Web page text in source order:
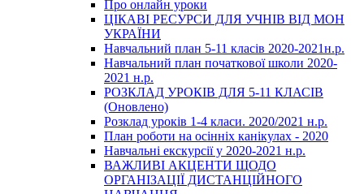
Про онлайн уроки
ЦІКАВІ РЕСУРСИ ДЛЯ УЧНІВ ВІД МОН
УКРАЇНИ
Навчальний план 5-11 класів 2020-2021н.р.
Навчальний план початкової школи 2020-
2021 н.р.
РОЗКЛАД УРОКІВ ДЛЯ 5-11 КЛАСІВ
(Оновлено)
Розклад уроків 1-4 класи. 2020/2021 н.р.
План роботи на осінніх канікулах - 2020
Навчальні екскурсії у 2020-2021 н.р.
ВАЖЛИВІ АКЦЕНТИ ЩОДО
ОРГАНІЗАЦІЇ ДИСТАНЦІЙНОГО